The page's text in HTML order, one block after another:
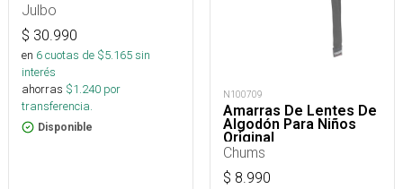
Julbo
$ 30.990
en 6cuotas de $5.165sin
interés
ahorras $1.240 por
transferencia.
Disponible
N100709
Amarras De Lentes De
Algodón Para Niños
Original
Chums
$ 8.990